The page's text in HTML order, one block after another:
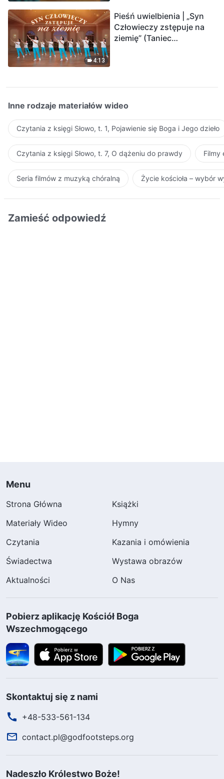
4:13
Pieśń uwielbienia | „Syn
Człowieczy zstępuje na
ziemię” (Taniec
Inne rodzaje materiałów wideo
Czytania z księgi Słowo, t. 1, Pojawienie się Boga i Jego dzieło
Czytania z księgi Słowo, t. 7, O dążeniu do prawdy Filmy
Seria filmów z muzyką chóralną Życie kościoła – wybór
Zamieść odpowiedź
Menu
Strona Główna
Książki
Materiały Wideo
Hymny
Czytania
Kazania i omówienia
Świadectwa
Wystawa obrazów
Aktualności
O Nas
Pobierz aplikację Kościół Boga
Wszechmogącego
Skontaktuj się z nami
+48-533-561-134
contact.pl@godfootsteps.org
Nadeszło Królestwo Boże!